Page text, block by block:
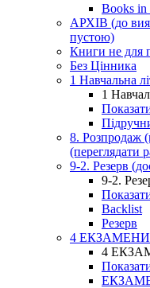
Books in
АРХІВ (до
пустою)
Книги не для
Без Цінника
1 Навчальна
1
8. Розпродаж
(переглядати
9-2. Резерв
9-2.
Backlist
Резерв
4
4